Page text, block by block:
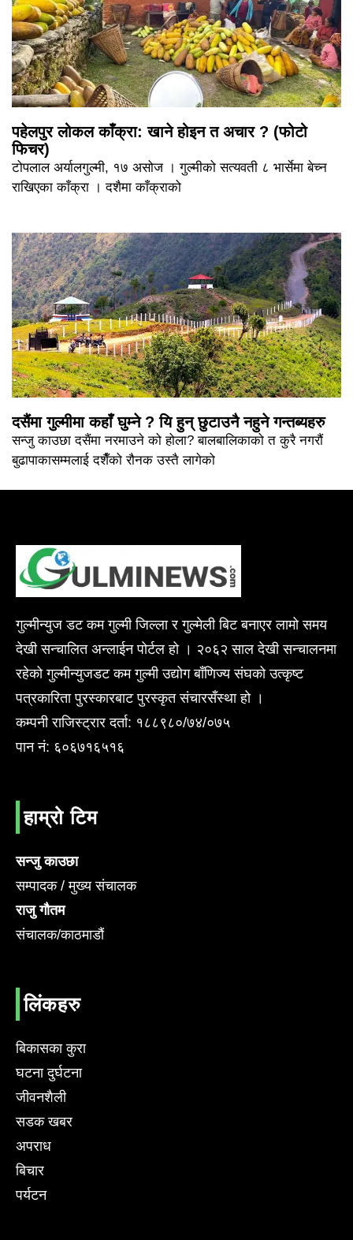
पहेलपुर लोकल काँक्रा: खाने होइन त अचार ? (फोटो
फिचर)
टोपलाल अर्यालगुल्मी, १७ असोज । गुल्मीको सत्यवती ८ भार्सेमा बेच्न
राखिएका काँक्रा । दशैमा काँक्राको
दसैंमा गुल्मीमा कहाँ घुम्ने ? यि हुन् छुटाउनै नहुने गन्तब्यहरु
सन्जु काउछा दसैंमा नरमाउने को होला? बालबालिकाको त कुरै नगरौं
बुढापाकासम्मलाई दशैँको रौनक उस्तै लागेको
गुल्मीन्युज डट कम गुल्मी जिल्ला र गुल्मेली बिट बनाएर लामो समय
देखी सन्चालित अन्लाईन पोर्टल हो । २०६२ साल देखी सन्चालनमा
रहेको गुल्मीन्युजडट कम गुल्मी उद्योग बाँणिज्य संघको उत्कृष्ट
पत्रकारिता पुरस्कारबाट पुरस्कृत संचारसँस्था हो ।
कम्पनी राजिस्ट्रार दर्ता: १८८९८०/७४/०७५
पान नं: ६०६७१६५१६
हाम्रो टिम
सन्जु काउछा
सम्पादक / मुख्य संचालक
राजु गौतम
संचालक/काठमाडौं
लिंकहरु
बिकासका कुरा
घटना दुर्घटना
जीवनशैली
सडक खबर
अपराध
बिचार
पर्यटन